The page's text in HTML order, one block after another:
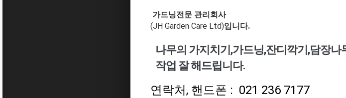
가드닝전문 관리회사
(JH Garden Care Ltd)입니다.
나무의 가지치기,가드닝,잔디깍기,담장나
작업 잘 해드립니다.
연락처, 핸드폰 : 021 236 7177